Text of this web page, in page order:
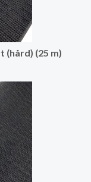
(hård) (25 m)